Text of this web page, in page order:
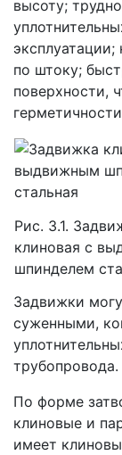
высоту;
по штоку;
поверхности,
Рис. 3.1.
клиновая с
шпинделем
Задвижки
суженными,
трубопровода.
По форме
клиновые и
имеет